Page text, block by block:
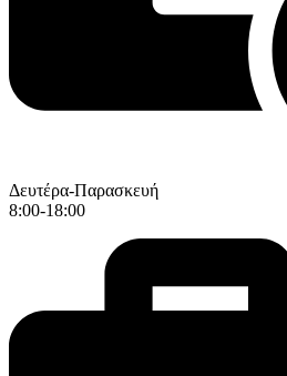
Δευτέρα-Παρασκευή
8:00-18:00